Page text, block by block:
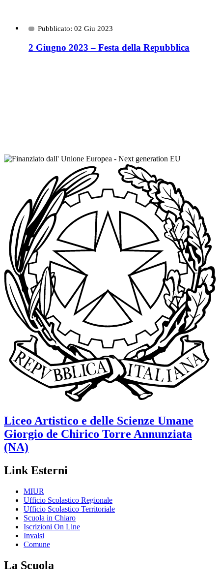
Pubblicato: 02 Giu 2023
2 Giugno 2023 – Festa della Repubblica
Liceo Artistico e delle Scienze Umane
Giorgio de Chirico Torre Annunziata
(NA)
Link Esterni
MIUR
Ufficio Scolastico Regionale
Ufficio Scolastico Territoriale
Scuola in Chiaro
Iscrizioni On Line
Invalsi
Comune
La Scuola